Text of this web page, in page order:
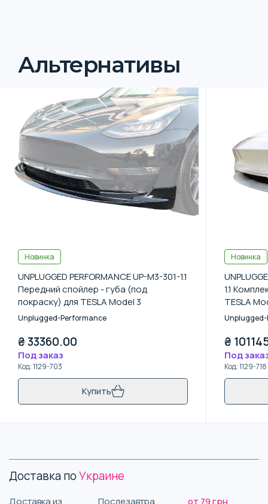
Альтернативы
Новинка
UNPLUGGED PERFORMANCE UP-M3-301-1.1
Передний спойлер - губа (под
покраску) для TESLA Model 3
Unplugged-Performance
₴33360.00
Под заказ
Код:1129-703
Купить
Новинка
1.1
TESLA
₴
Под
Код:1129-718
Доставка поУкраине
Доставка из
Послезавтра от 79 грн